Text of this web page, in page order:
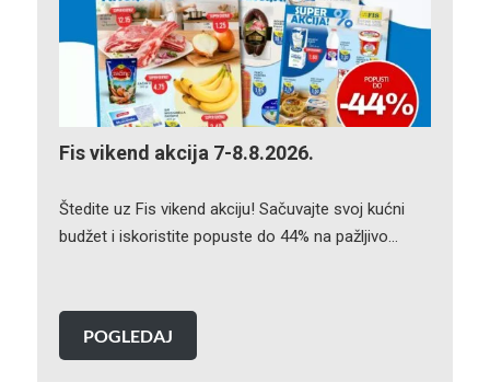
Fis vikend akcija 7-8.8.2026.
Štedite uz Fis vikend akciju! Sačuvajte svoj kućni
budžet i iskoristite popuste do 44% na pažljivo…
POGLEDAJ